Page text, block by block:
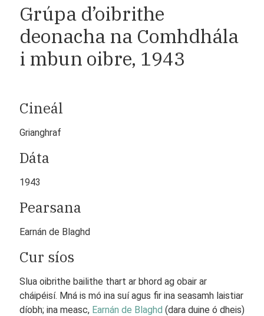
Grúpa d’oibrithe
deonacha na Comhdhála
i mbun oibre, 1943
Cineál
Grianghraf
Dáta
1943
Pearsana
Earnán de Blaghd
Cur síos
Slua oibrithe bailithe thart ar bhord ag obair ar
cháipéisí. Mná is mó ina suí agus fir ina seasamh laistiar
díobh; ina measc, Earnán de Blaghd (dara duine ó dheis)